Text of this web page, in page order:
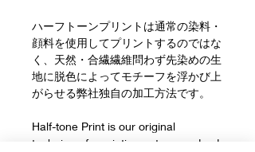
ハーフトーンプリントは通常の染料・
顔料を使用してプリントするのではな
く、天然・合繊繊維問わず先染めの生
地に脱色によってモチーフを浮かび上
がらせる弊社独自の加工方法です。
Half-tone Print is our original
technique for printing onto yarn-dyed